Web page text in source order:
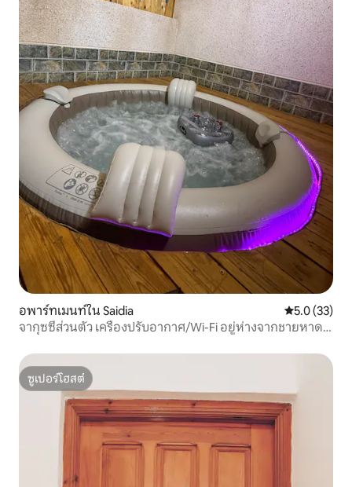
อพาร์ทเมนท์ใน Saidia คะแนนเฉลี่ย
5.0 (33)
จากุซซี่ส่วนตัว เครื่องปรับอากาศ/Wi-Fi อยู่ห่างจากชายหาด
ซูเปอร์โฮสต์
ซูเปอร์โฮสต์